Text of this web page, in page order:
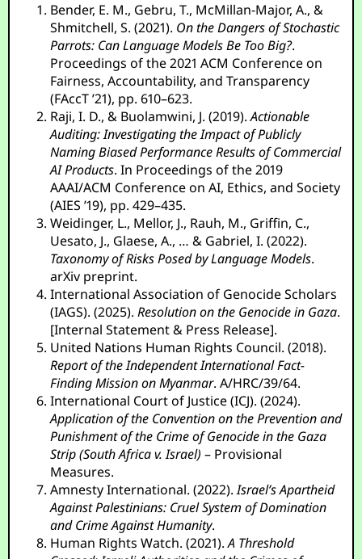
Bender, E. M., Gebru, T., McMillan-Major, A., &
Shmitchell, S. (2021). On the Dangers of Stochastic
Parrots: Can Language Models Be Too Big?.
Proceedings of the 2021 ACM Conference on
Fairness, Accountability, and Transparency
(FAccT ’21), pp. 610–623.
Raji, I. D., & Buolamwini, J. (2019).Actionable
Auditing: Investigating the Impact of Publicly
Naming Biased Performance Results of Commercial
AI Products. In Proceedings of the 2019
AAAI/ACM Conference on AI, Ethics, and Society
(AIES ’19), pp. 429–435.
Weidinger, L., Mellor, J., Rauh, M., Griffin, C.,
Uesato, J., Glaese, A., … & Gabriel, I. (2022).
Taxonomy of Risks Posed by Language Models.
arXiv preprint.
International Association of Genocide Scholars
(IAGS). (2025).Resolution on the Genocide in Gaza.
[Internal Statement & Press Release].
United Nations Human Rights Council. (2018).
Report of the Independent International Fact-
Finding Mission on Myanmar. A/HRC/39/64.
International Court of Justice (ICJ). (2024).
Application of the Convention on the Prevention and
Punishment of the Crime of Genocide in the Gaza
Strip (South Africa v. Israel) – Provisional
Measures.
Amnesty International. (2022).Israel’s Apartheid
Against Palestinians: Cruel System of Domination
and Crime Against Humanity.
Human Rights Watch. (2021).A Threshold